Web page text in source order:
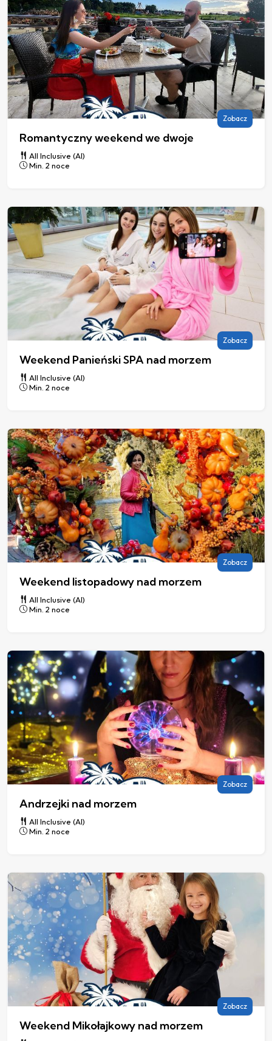
Romantyczny weekend we dwoje
All Inclusive (AI)
Min. 2 noce
Zobacz
Weekend Panieński SPA nad morzem
All Inclusive (AI)
Min. 2 noce
Zobacz
Weekend listopadowy nad morzem
All Inclusive (AI)
Min. 2 noce
Zobacz
Andrzejki nad morzem
All Inclusive (AI)
Min. 2 noce
Zobacz
Weekend Mikołajkowy nad morzem
Zobacz